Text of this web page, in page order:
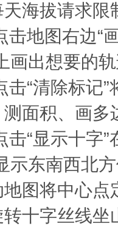
海拔请求
地图右边“画
画出想要的
“清除标记
测面积、画多
“显示十字”
示东南西北
图将中心
十字丝线坐